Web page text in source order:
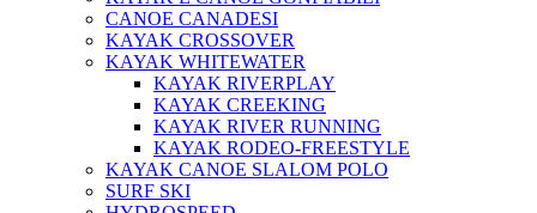
CANOE CANADESI
KAYAK CROSSOVER
KAYAK WHITEWATER
KAYAK RIVERPLAY
KAYAK CREEKING
KAYAK RIVER RUNNING
KAYAK RODEO-FREESTYLE
KAYAK CANOE SLALOM POLO
SURF SKI